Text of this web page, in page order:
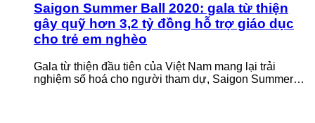
Saigon Summer Ball 2020: gala từ thiện
gây quỹ hơn 3,2 tỷ đồng hỗ trợ giáo dục
cho trẻ em nghèo
Gala từ thiện đầu tiên của Việt Nam mang lại trải
nghiệm số hoá cho người tham dự, Saigon Summer…